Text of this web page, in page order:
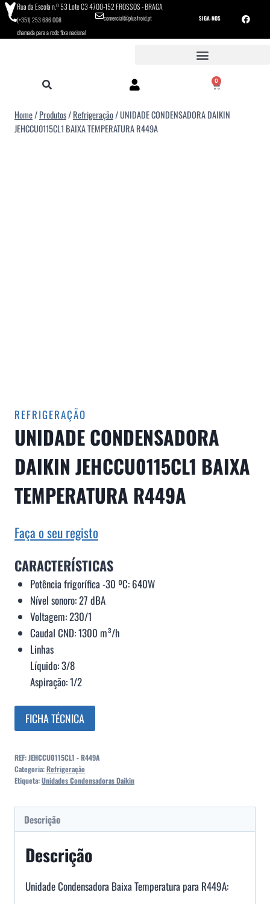
Rua da Escola n.º 53 Lote C3 4700-152 FROSSOS - BRAGA
(+351) 253 686 008
chamada para a rede fixa nacional
comercial@plusfroid.pt SIGA-NOS
0
Home/Produtos/Refrigeração/UNIDADE CONDENSADORA DAIKIN
JEHCCU0115CL1 BAIXA TEMPERATURA R449A
REFRIGERAÇÃO
UNIDADE CONDENSADORA
DAIKIN JEHCCU0115CL1 BAIXA
TEMPERATURA R449A
Faça o seu registo
CARACTERÍSTICAS
Potência frigorífica -30 ºC: 640W
Nível sonoro: 27 dBA
Voltagem: 230/1
Caudal CND: 1300 m³/h
Linhas
Líquido: 3/8
Aspiração: 1/2
FICHA TÉCNICA
REF:JEHCCU0115CL1 - R449A
Categoria:Refrigeração
Etiqueta:Unidades Condensadoras Daikin
Descrição
Descrição
Unidade Condensadora Baixa Temperatura para R449A: